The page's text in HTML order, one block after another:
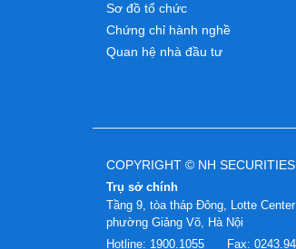
Sơ đồ tổ chức
Chứng chỉ hành nghề
Quan hệ nhà đầu tư
COPYRIGHT © NH
Trụ sở chính
Tầng 9, tòa tháp Đông, Lotte
phường Giảng Võ, Hà Nội
Hotline: 1900.1055 Fax: